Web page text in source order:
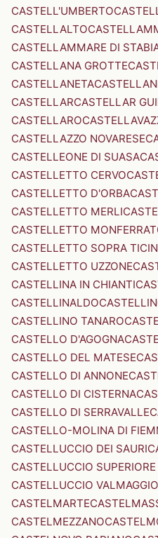
CASTELL'UMBERTO
CASTELLALTO
CASTELLAMMARE DI
CASTELLANA GROTTE
CASTELLANETA
CASTELLARCASTELLAR
CASTELLARO
CASTELLAZZO NOVARESE
CASTELLEONE DI SUASA
CASTELLETTO CERVO
CASTELLETTO D'ORBA
CASTELLETTO MERLI
CASTELLETTO
CASTELLETTO SOPRA
CASTELLETTO UZZONE
CASTELLINA IN CHIANTI
CASTELLINALDO
CASTELLINO TANARO
CASTELLO D'AGOGNA
CASTELLO DEL MATESE
CASTELLO DI ANNONE
CASTELLO DI CISTERNA
CASTELLO DI SERRAVALLE
CASTELLO-MOLINA DI
CASTELLUCCIO DEI SAURI
CASTELLUCCIO SUPERIORE
CASTELLUCCIO
CASTELMARTE
CASTELMEZZANO